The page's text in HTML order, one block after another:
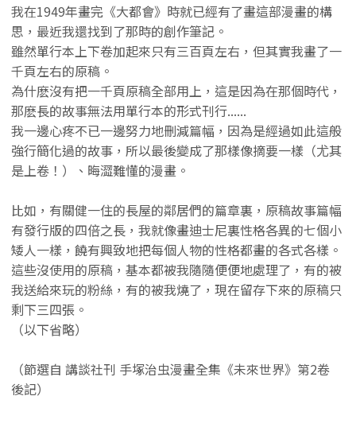
我在1949年畫完《大都會》時就已經有了畫這部漫畫的構
思，最近我還找到了那時的創作筆記。
雖然單行本上下卷加起來只有三百頁左右，但其實我畫了一
千頁左右的原稿。
為什麽沒有把一千頁原稿全部用上，這是因為在那個時代，
那麽長的故事無法用單行本的形式刊行......
我一邊心疼不已一邊努力地刪減篇幅，因為是經過如此這般
強行簡化過的故事，所以最後變成了那樣像摘要一樣（尤其
是上卷！）、晦澀難懂的漫畫。
比如，有關健一住的長屋的鄰居們的篇章裏，原稿故事篇幅
有發行版的四倍之長，我就像畫迪士尼裏性格各異的七個小
矮人一樣，饒有興致地把每個人物的性格都畫的各式各樣。
這些沒使用的原稿，基本都被我隨隨便便地處理了，有的被
我送給來玩的粉絲，有的被我燒了，現在留存下來的原稿只
剩下三四張。
（以下省略）
（節選自 講談社刊 手塚治虫漫畫全集《未來世界》第2卷
後記）